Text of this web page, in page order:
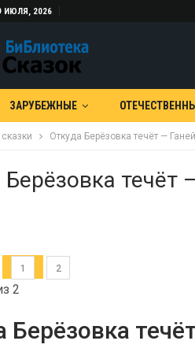
ИЮЛЯ, 2026
ЗАРУБЕЖНЫЕ
Откуда Берёзовка течёт —
Берёзовка течёт
1 2
2
Берёзовка